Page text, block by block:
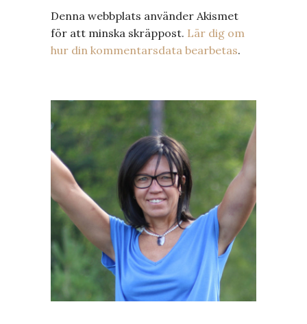
Denna webbplats använder Akismet
för att minska skräppost. Lär dig om
hur din kommentarsdata bearbetas.